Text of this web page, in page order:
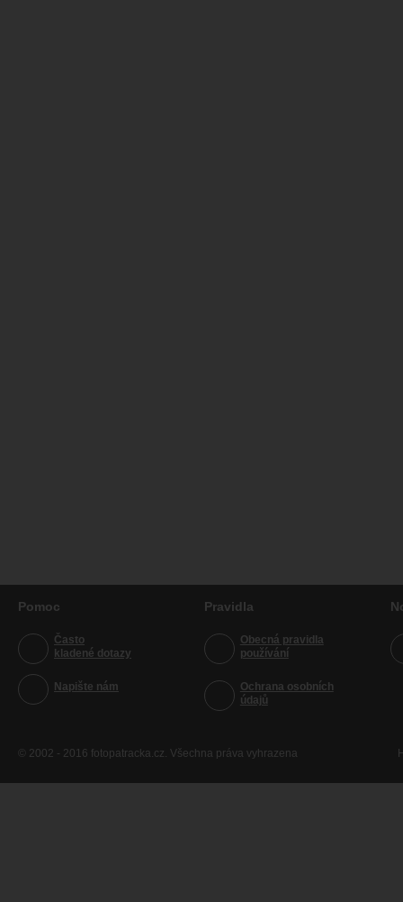
Pomoc
Často
kladené dotazy
Napište nám
Pravidla
Obecná pravidla
používání
Ochrana osobních
údajů
© 2002 - 2016 fotopatracka.cz. Všechna práva vyhrazena